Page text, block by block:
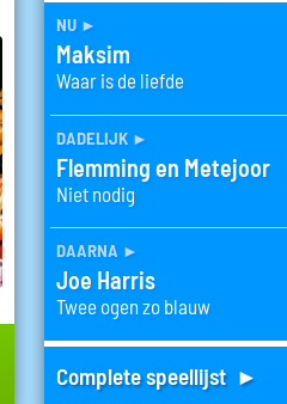
nu ►
Maksim
Waar is de liefde
dadelijk ►
Flemming en Metejoor
Niet nodig
daarna ►
Joe Harris
Twee ogen zo blauw
Complete speellijst ►